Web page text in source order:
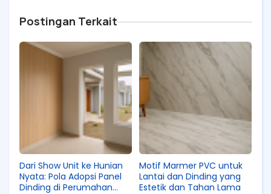
Postingan Terkait
Dari Show Unit ke Hunian
Nyata: Pola Adopsi Panel
Dinding di Perumahan
Motif Marmer PVC untuk
Lantai dan Dinding yang
Estetik dan Tahan Lama